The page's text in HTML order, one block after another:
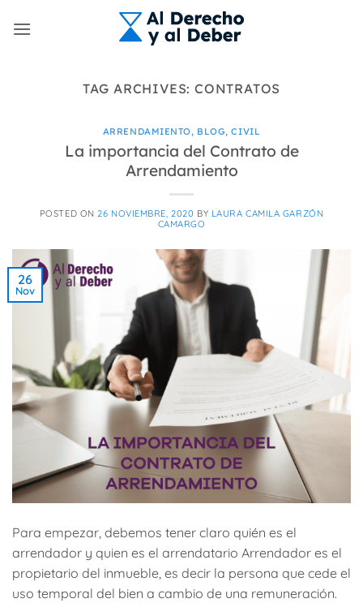
TAG ARCHIVES: CONTRATOS
ARRENDAMIENTO, BLOG,CIVIL
La importancia del Contrato de
Arrendamiento
POSTED ON26 NOVIEMBRE, 2020 BY LAURA CAMILA GARZÓN
CAMARGO
26
Nov
Para empezar, debemos tener claro quién es el
arrendador y quien es el arrendatario Arrendador es el
propietario del inmueble, es decir la persona que cede el
uso temporal del bien a cambio de una remuneración.